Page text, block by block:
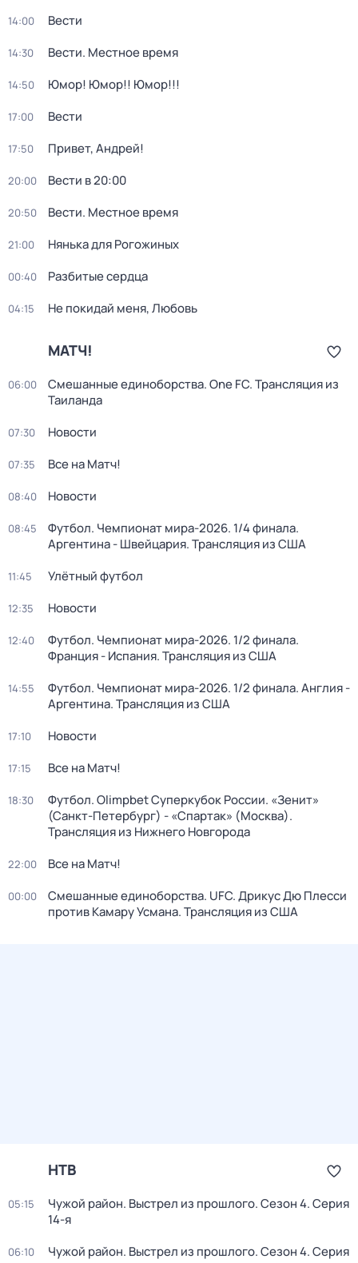
14:00 Вести
14:30 Вести. Местное время
14:50 Юмор! Юмор!! Юмор!!!
17:00 Вести
17:50 Привет, Андрей!
20:00 Вести в 20:00
20:50 Вести. Местное время
21:00 Нянька для Рогожиных
00:40 Разбитые сердца
04:15 Не покидай меня, Любовь
МАТЧ!
06:00
Смешанные единоборства. One FC. Трансляция из
Таиланда
07:30 Новости
07:35 Все на Матч!
08:40 Новости
08:45
Футбол. Чемпионат мира-2026. 1/4 финала.
Аргентина - Швейцария. Трансляция из США
11:45 Улётный футбол
12:35 Новости
12:40
Футбол. Чемпионат мира-2026. 1/2 финала.
Франция - Испания. Трансляция из США
14:55
Футбол. Чемпионат мира-2026. 1/2 финала. Англия -
Аргентина. Трансляция из США
17:10 Новости
17:15 Все на Матч!
18:30
Футбол. Olimpbet Суперкубок России. «Зенит»
(Санкт-Петербург) - «Спартак» (Москва).
Трансляция из Нижнего Новгорода
22:00 Все на Матч!
00:00
Смешанные единоборства. UFC. Дрикус Дю Плесси
против Камару Усмана. Трансляция из США
НТВ
05:15 Чужой район. Выстрел из прошлого. Сезон 4. Серия
14-я
06:10 Чужой район. Выстрел из прошлого. Сезон 4. Серия